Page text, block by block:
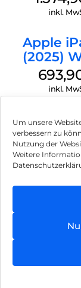
Um unsere
verbessern zu
Nutzung der
Weitere
Space
inkl.
Apple
(2025)
Cellular
inkl.
Impressum
Hinweis zur
Newsletter